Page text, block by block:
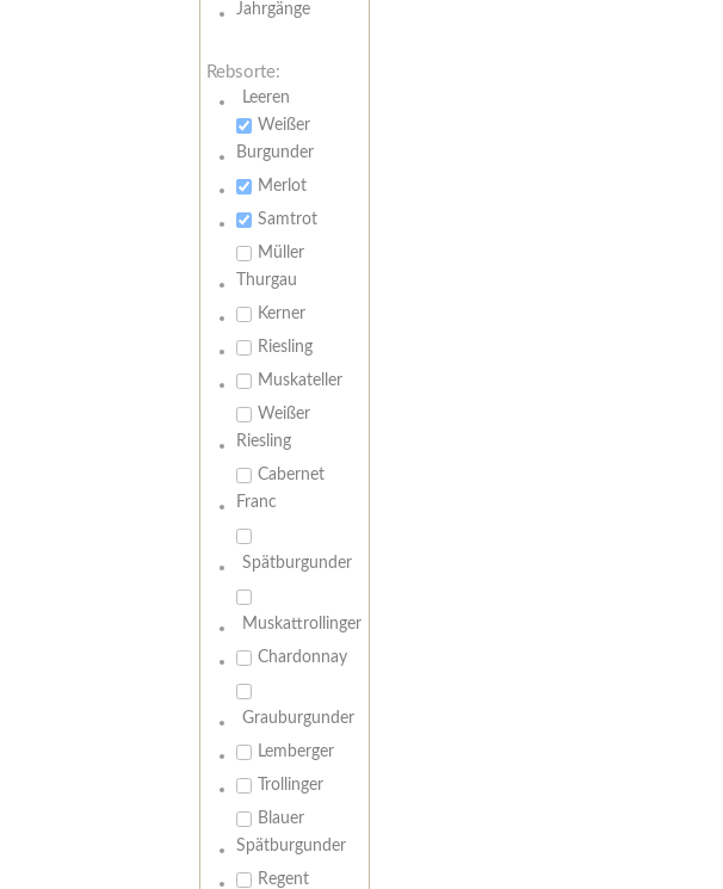
Jahrgänge
Rebsorte:
Leeren
Weißer
Burgunder
Merlot
Samtrot
Müller
Thurgau
Kerner
Riesling
Muskateller
Weißer
Riesling
Cabernet
Franc
Spätburgunder
Muskattrollinger
Chardonnay
Grauburgunder
Lemberger
Trollinger
Blauer
Spätburgunder
Regent